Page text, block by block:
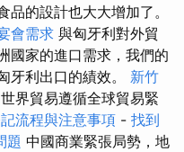
的設計也大大增加了。
會需求 與匈牙利對外貿
國家的進口需求，我們的
牙利出口的績效。 新竹
世界貿易遵循全球貿易緊
流程與注意事項 - 找到
題 中國商業緊張局勢，地